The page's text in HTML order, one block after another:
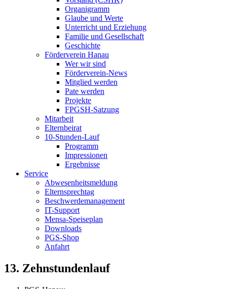
Organigramm
Glaube und Werte
Unterricht und Erziehung
Familie und Gesellschaft
Geschichte
Förderverein Hanau
Wer wir sind
Förderverein-News
Mitglied werden
Pate werden
Projekte
FPGSH-Satzung
Mitarbeit
Elternbeirat
10-Stunden-Lauf
Programm
Impressionen
Ergebnisse
Service
Abwesenheitsmeldung
Elternsprechtag
Beschwerdemanagement
IT-Support
Mensa-Speiseplan
Downloads
PGS-Shop
Anfahrt
13. Zehnstundenlauf